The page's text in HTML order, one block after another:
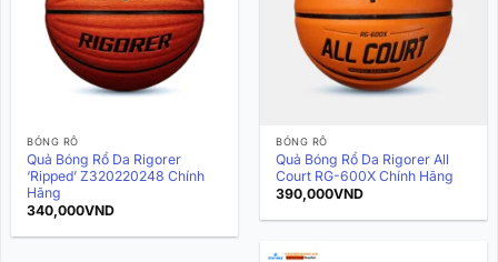
BÓNG RỔ
Quả Bóng Rổ Da Rigorer
‘Ripped’ Z320220248 Chính
Hãng
340,000VND
BÓNG RỔ
Quả Bóng Rổ Da Rigorer All
Court RG-600X Chính Hãng
390,000VND